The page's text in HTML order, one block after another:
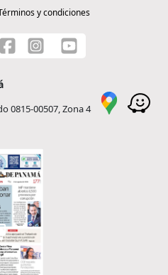
y condiciones
0815-00507, Zona 4